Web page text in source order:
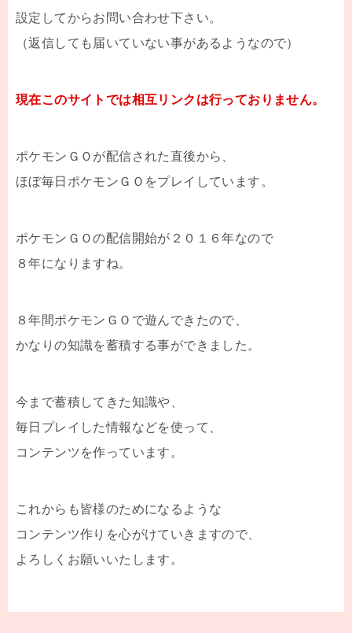
設定してからお問い合わせ下さい。
（返信しても届いていない事があるようなので）
現在このサイトでは相互リンクは行っておりません。
ポケモンＧＯが配信された直後から、
ほぼ毎日ポケモンＧＯをプレイしています。
ポケモンＧＯの配信開始が２０１６年なので
８年になりますね。
８年間ポケモンＧＯで遊んできたので、
かなりの知識を蓄積する事ができました。
今まで蓄積してきた知識や、
毎日プレイした情報などを使って、
コンテンツを作っています。
これからも皆様のためになるような
コンテンツ作りを心がけていきますので、
よろしくお願いいたします。